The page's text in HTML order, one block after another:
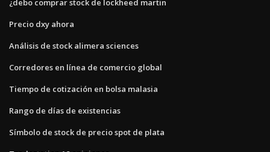
¿debo comprar stock de lockheed martin
Precio dxy ahora
Análisis de stock alimera sciences
Corredores en línea de comercio global
Tiempo de cotización en bolsa malasia
Rango de días de existencias
Símbolo de stock de precio spot de plata